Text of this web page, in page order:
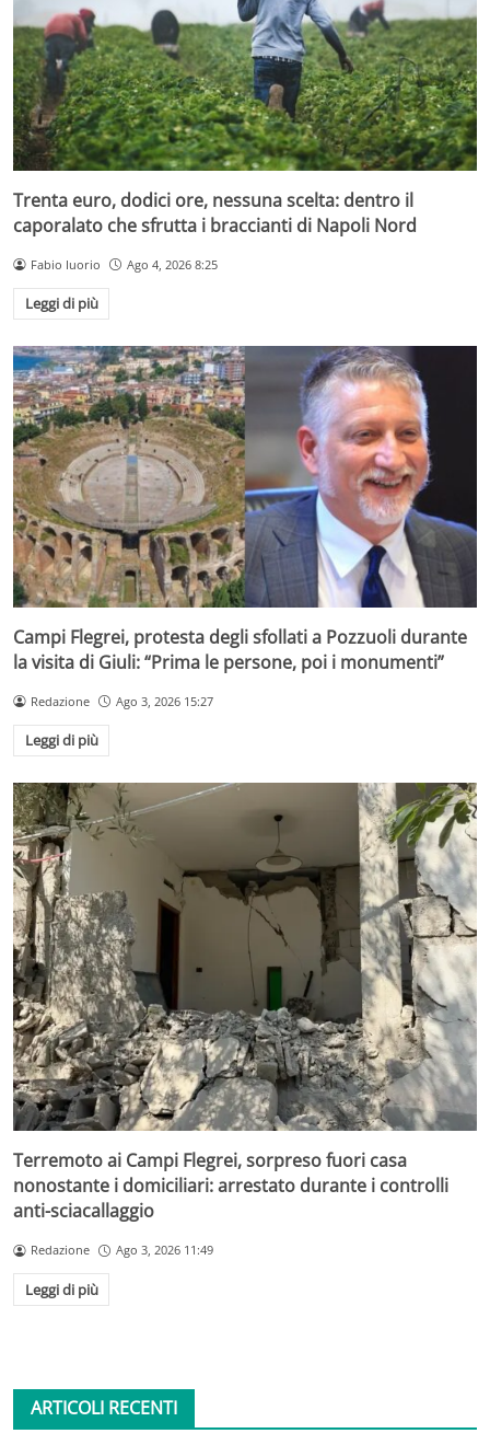
Trenta euro, dodici ore, nessuna scelta: dentro il
caporalato che sfrutta i braccianti di Napoli Nord
Fabio Iuorio Ago 4, 2026 8:25
Leggi di più
Campi Flegrei, protesta degli sfollati a Pozzuoli durante
la visita di Giuli: “Prima le persone, poi i monumenti”
Redazione Ago 3, 2026 15:27
Leggi di più
Terremoto ai Campi Flegrei, sorpreso fuori casa
nonostante i domiciliari: arrestato durante i controlli
anti-sciacallaggio
Redazione Ago 3, 2026 11:49
Leggi di più
ARTICOLI RECENTI